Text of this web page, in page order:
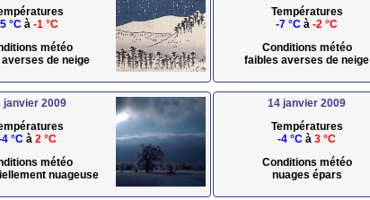
°C à -1 °C
météo
de neige
Températures
-7 °C à -2 °C
Conditions météo
faibles averses de neige
janvier 2009
°C à 2 °C
météo
nuageuse
14 janvier 2009
Températures
-4 °C à 3 °C
Conditions météo
nuages épars